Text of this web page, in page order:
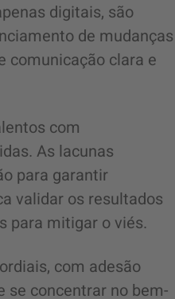
digitais, são
de mudanças
comunicação clara e
com
As lacunas
para garantir
validar os resultados
para mitigar o viés.
com adesão
se concentrar no bem-